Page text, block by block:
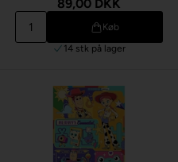
89,00 DKK
Køb
14 stk på lager